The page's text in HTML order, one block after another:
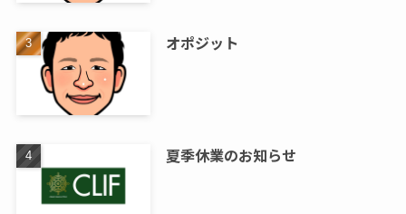
オポジット
夏季休業のお知らせ